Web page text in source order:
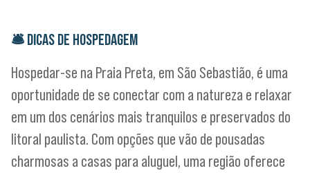
🛎DICAS DE HOSPEDAGEM
Hospedar-se na Praia Preta, em São Sebastião, é uma
oportunidade de se conectar com a natureza e relaxar
em um dos cenários mais tranquilos e preservados do
litoral paulista. Com opções que vão de pousadas
charmosas a casas para aluguel, uma região oferece